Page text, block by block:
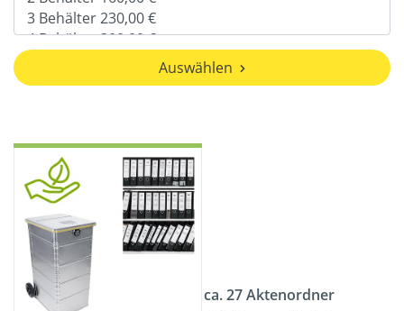
Auswählen
ca. 27 Aktenordner